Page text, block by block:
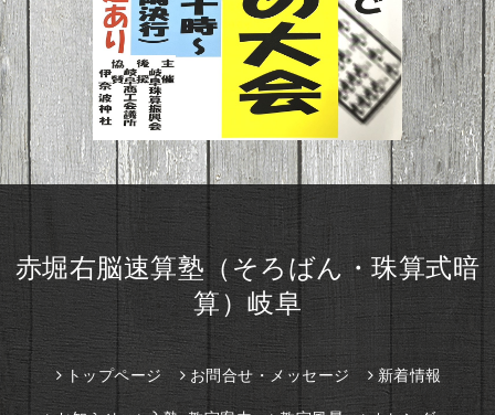
赤堀右脳速算塾（そろばん・珠算式暗
算）岐阜
トップページ お問合せ・メッセージ 新着情報